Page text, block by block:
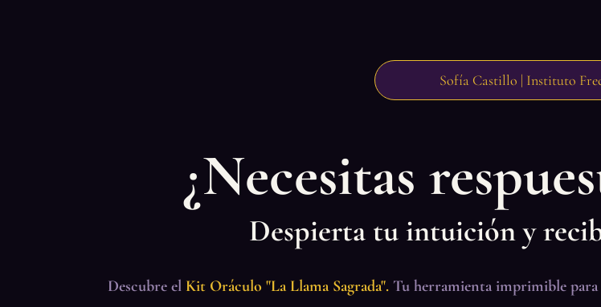
Sofía Castillo | Instituto
¿Necesitas
Despierta tu intuición y
Descubre el Kit Oráculo "La Llama Sagrada". Tu herramienta imprimible para